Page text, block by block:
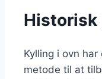
Historisk
Kylling i ovn
metode til at